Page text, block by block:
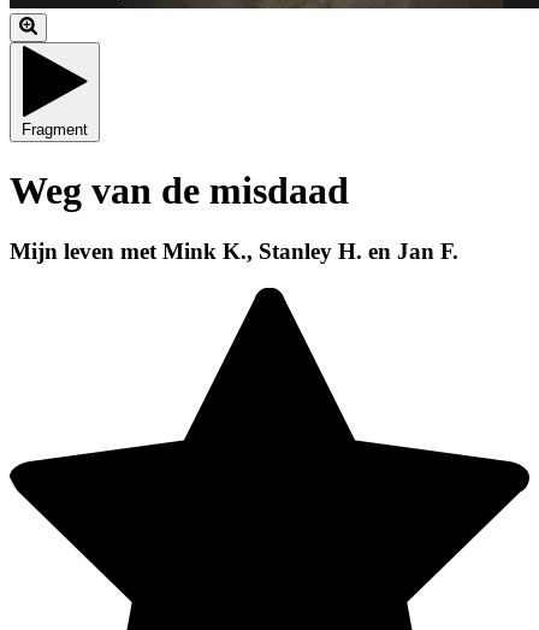
Fragment
Weg van de misdaad
Mijn leven met Mink K., Stanley H. en Jan F.